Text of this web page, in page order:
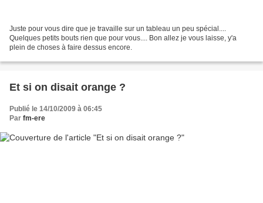
Juste pour vous dire que je travaille sur un tableau un peu spécial....
Quelques petits bouts rien que pour vous.... Bon allez je vous laisse, y'a
plein de choses à faire dessus encore.
Et si on disait orange ?
Publié le 14/10/2009 à 06:45
Par fm-ere